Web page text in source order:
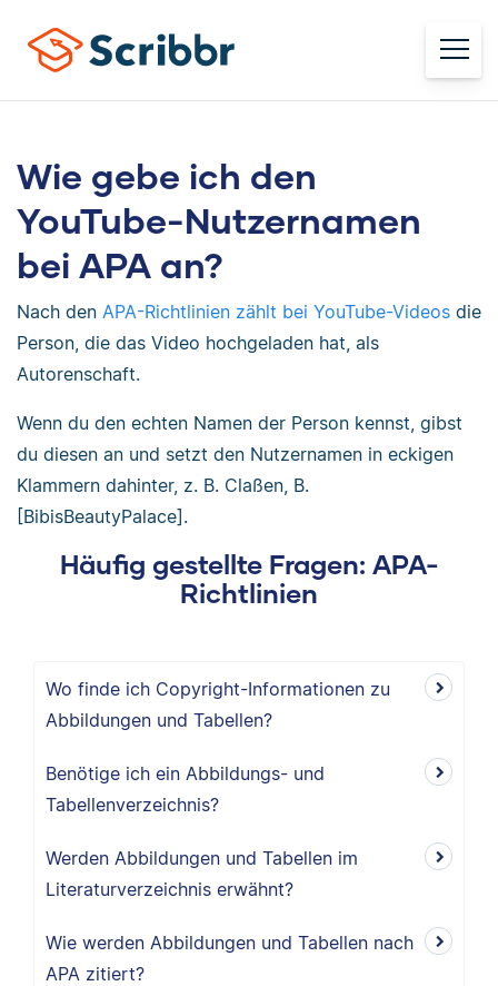
Wie gebe ich den
YouTube-Nutzernamen
bei APA an?
Nach den APA-Richtlinien zählt bei YouTube-Videos die
Person, die das Video hochgeladen hat, als
Autorenschaft.
Wenn du den echten Namen der Person kennst, gibst
du diesen an und setzt den Nutzernamen in eckigen
Klammern dahinter, z. B. Claßen, B.
[BibisBeautyPalace].
Häufig gestellte Fragen: APA-
Richtlinien
Wo finde ich Copyright-Informationen zu
Abbildungen und Tabellen?
Benötige ich ein Abbildungs- und
Tabellenverzeichnis?
Werden Abbildungen und Tabellen im
Literaturverzeichnis erwähnt?
Wie werden Abbildungen und Tabellen nach
APA zitiert?